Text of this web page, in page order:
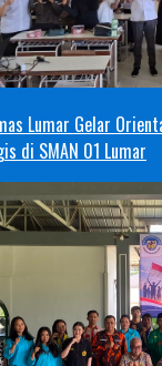
Lumar Gelar
di SMAN 01 Lumar